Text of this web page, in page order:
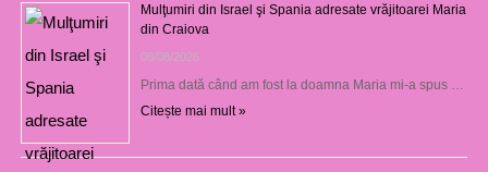
Mulţumiri din Israel şi Spania adresate vrăjitoarei Maria
din Craiova
08/08/2026
Prima dată când am fost la doamna Maria mi-a spus …
Citește mai mult »